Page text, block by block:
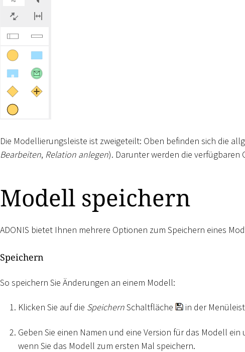
Die Modellierungsleiste ist zweigeteilt: Oben befinden sich die
Bearbeiten, Relation anlegen). Darunter werden die verfügbaren
Modell speichern
ADONIS bietet Ihnen mehrere Optionen zum Speichern eines
Speichern
So speichern Sie Änderungen an einem Modell:
Klicken Sie auf die SpeichernSchaltfläche in der
Geben Sie einen Namen und eine Version für das Modell
wenn Sie das Modell zum ersten Mal speichern.